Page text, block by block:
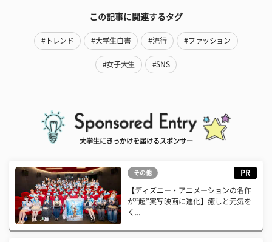
この記事に関連するタグ
#トレンド #大学生白書 #流行 #ファッション
#女子大生 #SNS
大学生にきっかけを届けるスポンサー
その他 PR
【ディズニー・アニメーションの名作
が“超”実写映画に進化】癒しと元気を
く...